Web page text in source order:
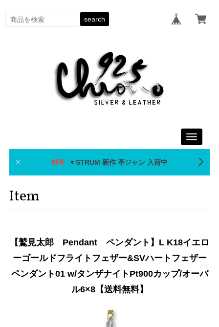
search
Toggle
▼STRUM 新作 革ジャン 入荷中
Item
【鷲見太郎 Pendant ペンダント】L K18イエロ
ーゴールドフライトフェザー&SVハートフェザー
ペンダント01 w/タンザナイトPt900カップ/オーバ
ル6×8【送料無料】